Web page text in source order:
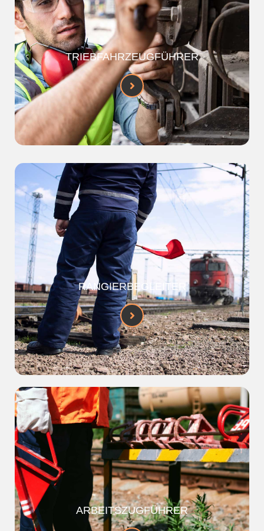
TRIEBFAHRZEUGFÜHRER
RANGIERBEGLEITER
ARBEITSZUGFÜHRER